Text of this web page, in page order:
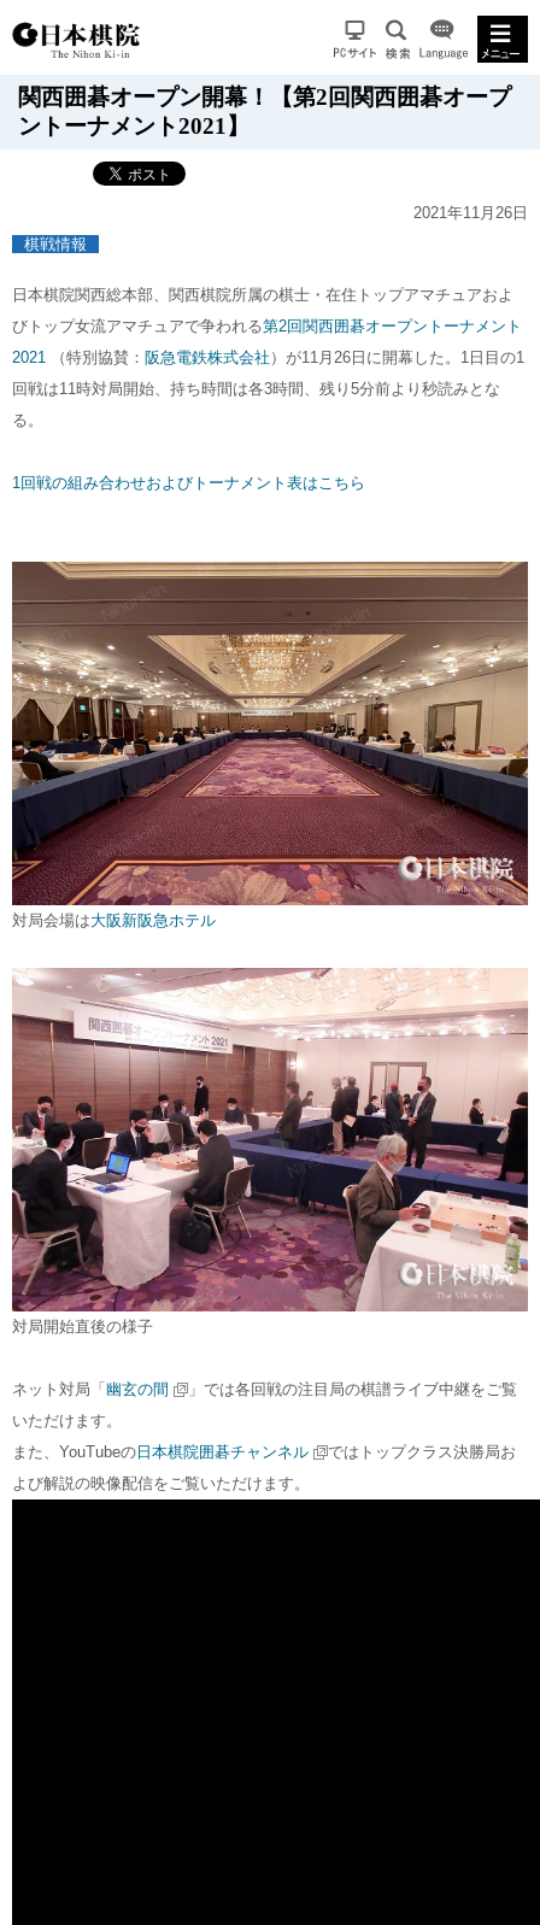
関西囲碁オープン開幕！【第2回関西囲碁オープ
ントーナメント2021】
2021年11月26日
棋戦情報
日本棋院関西総本部、関西棋院所属の棋士・在住トップアマチュアおよ
びトップ女流アマチュアで争われる第2回関西囲碁オープントーナメント
2021
（特別協賛： 阪急電鉄株式会社 ）が11月26日に開幕した。1日目の1
回戦は11時対局開始、持ち時間は各3時間、残り5分前より秒読みとな
る。
1回戦の組み合わせおよびトーナメント表はこちら
対局会場は大阪新阪急ホテル
対局開始直後の様子
ネット対局「 幽玄の間
」では各回戦の注目局の棋譜ライブ中継をご覧
いただけます。
また、YouTubeの 日本棋院囲碁チャンネル
ではトップクラス決勝局お
よび解説の映像配信をご覧いただけます。